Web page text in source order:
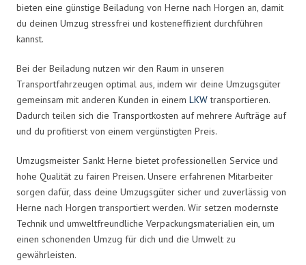
bieten eine günstige Beiladung von Herne nach Horgen an, damit
du deinen Umzug stressfrei und kosteneffizient durchführen
kannst.
Bei der Beiladung nutzen wir den Raum in unseren
Transportfahrzeugen optimal aus, indem wir deine Umzugsgüter
gemeinsam mit anderen Kunden in einem LKWtransportieren.
Dadurch teilen sich die Transportkosten auf mehrere Aufträge auf
und du profitierst von einem vergünstigten Preis.
Umzugsmeister Sankt Herne bietet professionellen Service und
hohe Qualität zu fairen Preisen. Unsere erfahrenen Mitarbeiter
sorgen dafür, dass deine Umzugsgüter sicher und zuverlässig von
Herne nach Horgen transportiert werden. Wir setzen modernste
Technik und umweltfreundliche Verpackungsmaterialien ein, um
einen schonenden Umzug für dich und die Umwelt zu
gewährleisten.